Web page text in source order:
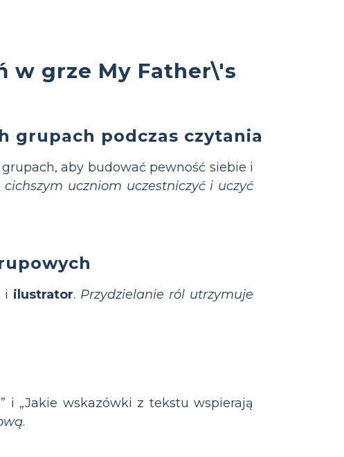
w grze My Father\'s
grupach podczas czytania
grupach, aby budować pewność siebie i
uczniom uczestniczyć i uczyć
i ilustrator. Przydzielanie ról utrzymuje
i „Jakie wskazówki z tekstu wspierają
.